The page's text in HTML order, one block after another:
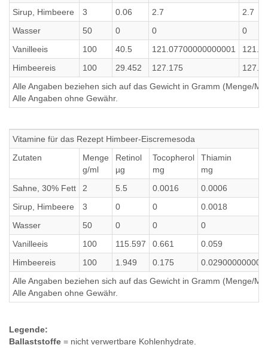
Sirup, Himbeere
3 0.06 2.7
2.7
Wasser
50 0 0
0
Vanilleeis
100 40.5 121.07700000000001
Himbeereis
100 29.452 127.175
Alle Angaben beziehen sich auf das Gewicht in Gramm (Menge/
Alle Angaben ohne Gewähr.
Vitamine für das Rezept Himbeer-Eiscremesoda
Zutaten
Menge
g/ml
Retinol
µg
Tocopherol
mg
Thiamin
mg
Sahne, 30% Fett
2 5.5 0.0016
0.0006
Sirup, Himbeere
3 0 0
0.0018
Wasser
50 0 0
0
Vanilleeis
100 115.597 0.661
0.059
Himbeereis
100 1.949 0.175
Alle Angaben beziehen sich auf das Gewicht in Gramm (Menge/
Alle Angaben ohne Gewähr.
Legende:
Ballaststoffe = nicht verwertbare Kohlenhydrate.